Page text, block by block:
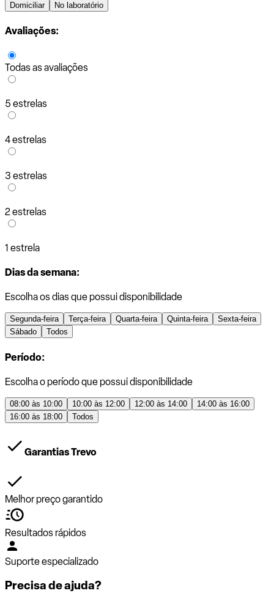
Domiciliar No laboratório
Avaliações:
Todas as avaliações
5 estrelas
4 estrelas
3 estrelas
2 estrelas
1 estrela
Dias da semana:
Escolha os dias que possui disponibilidade
Segunda-feira Terça-feira Quarta-feira Quinta-feira
Sexta-feira
Sábado
Todos
Período:
Escolha o período que possui disponibilidade
08:00 às 10:00 10:00 às 12:00 12:00 às 14:00
14:00 às 16:00
16:00 às 18:00
Todos
Garantias Trevo
Melhor preço garantido
Resultados rápidos
Suporte especializado
Precisa de ajuda?